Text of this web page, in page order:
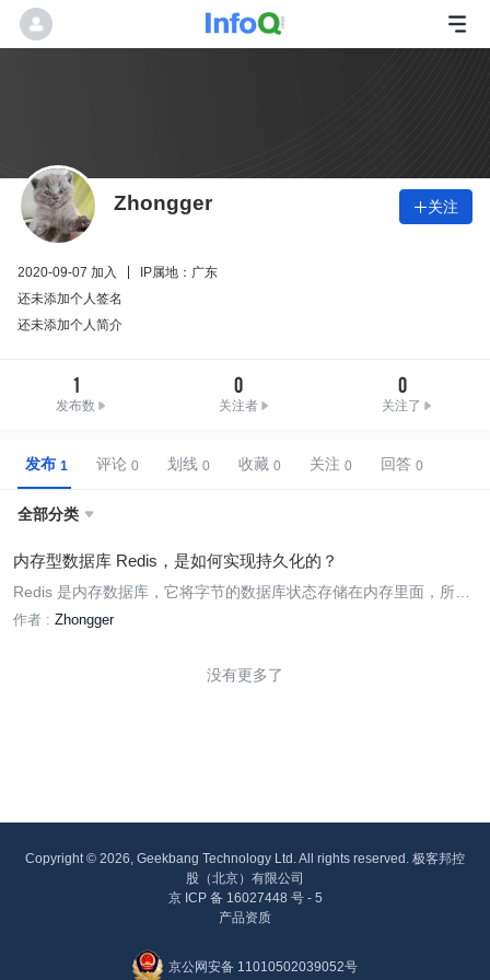
Zhongger 关注
2020-09-07 加入
IP属地：广东
还未添加个人签名
还未添加个人简介
1
发布数
0
关注者
0
关注了
发布 评论 划线 收藏 关注 回答
全部分类 
内存型数据库 Redis，是如何实现持久化的？
Redis 是内存数据库，它将字节的数据库状态存储在内存里面，所以
如果不想办法将存储在内存里的数据库状态保存到磁盘中，那么 Red
作者 : Zhongger
没有更多了
Copyright © 2026, Geekbang Technology Ltd. All rights reserved. 极客邦控
股（北京）有限公司
京 ICP 备 16027448 号 - 5
产品资质
京公网安备 11010502039052号